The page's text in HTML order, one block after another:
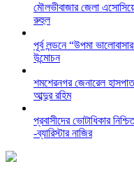
মৌলভীবাজার জেলা
রুহুল
পূর্ব লন্ডনে “উপমা
উন্মোচন
শমশেরনগর জেনারেল
আব্দুর রহিম
প্রবাসীদের ভোটাধিকার
-ব্যারিস্টার নাজির